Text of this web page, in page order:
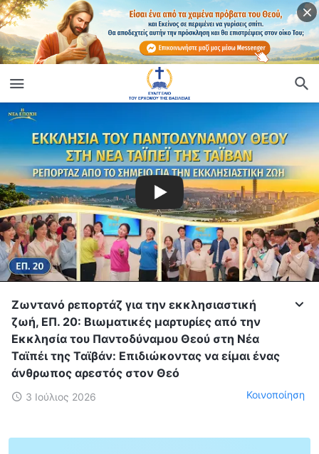
Ζωντανό ρεπορτάζ για την εκκλησιαστική
ζωή, ΕΠ. 20: Βιωματικές μαρτυρίες από την
Εκκλησία του Παντοδύναμου Θεού στη Νέα
Ταϊπέι της Ταϊβάν: Επιδιώκοντας να είμαι ένας
άνθρωπος αρεστός στον Θεό
3 Ιούλιος 2026 Κοινοποίηση